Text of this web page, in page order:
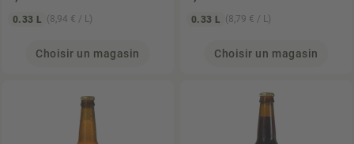
0.33 L (8,94 € / L)
Choisir un magasin
0.33 L (8,79 € / L)
Choisir un magasin